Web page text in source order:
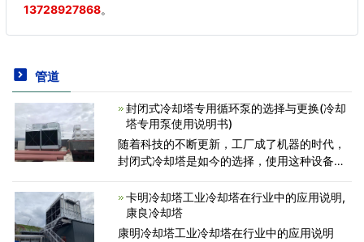
13728927868。
管道
封闭式冷却塔专用循环泵的选择与更换(冷却
塔专用泵使用说明书)
随着科技的不断更新，工厂成了机器的时代，
封闭式冷却塔是如今的选择，使用这种设备要
在内有很多注意事项。顾名思义封闭式冷却塔
是让蒸汽进行冷却的
卡明冷却塔工业冷却塔在行业中的应用说明,
康良冷却塔
康明冷却塔工业冷却塔在行业中的应用说明